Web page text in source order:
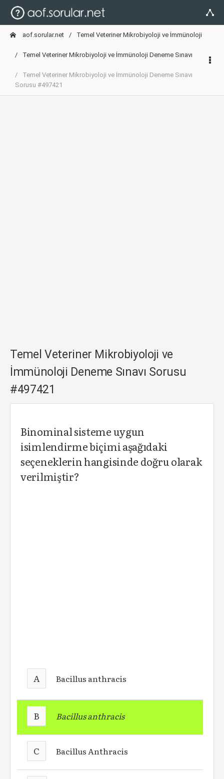
aof.sorular.net Temel Veteriner Mikrobiyoloji ve İmmünoloji
Temel Veteriner Mikrobiyoloji ve İmmünoloji Deneme Sınavı
Temel Veteriner Mikrobiyoloji ve İmmünoloji Deneme Sınavı
Sorusu #497421
Temel Veteriner Mikrobiyoloji ve
İmmünoloji Deneme Sınavı Sorusu
#497421
Binominal sisteme uygun
isimlendirme biçimi aşağıdaki
seçeneklerin hangisinde doğru olarak
verilmiştir?
A Bacillus anthracis
B Bacillus anthracis
C Bacillus Anthracis